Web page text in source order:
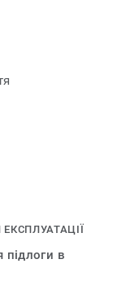
Inspiration HT 70
трафіком.
і вдавлення,
як до статичних,
підлоги в